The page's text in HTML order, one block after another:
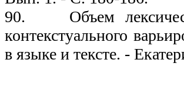
90. Объем
контекстуального
в языке и тексте. -